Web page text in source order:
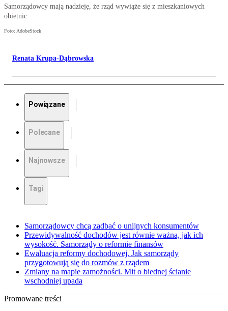
Samorządowcy mają nadzieję, że rząd wywiąże się z mieszkaniowych
obietnic
Foto: AdobeStock
Renata Krupa-Dąbrowska
Powiązane
Polecane
Najnowsze
Tagi
Samorządowcy chcą zadbać o unijnych konsumentów
Przewidywalność dochodów jest równie ważna, jak ich
wysokość. Samorządy o reformie finansów
Ewaluacja reformy dochodowej. Jak samorządy
przygotowują się do rozmów z rządem
Zmiany na mapie zamożności. Mit o biednej ścianie
wschodniej upada
Promowane treści